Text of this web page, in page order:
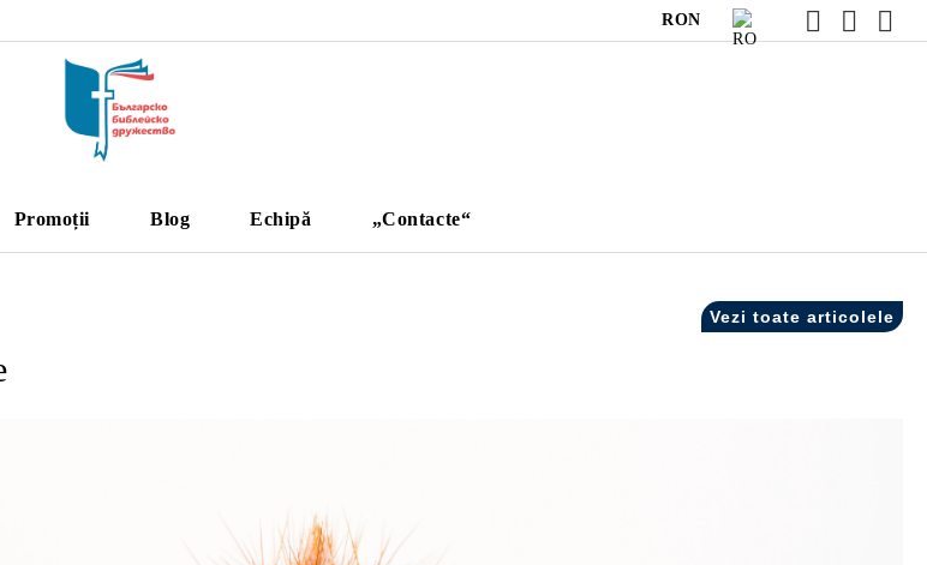
RON
Promoții Blog Echipă „Contacte“
Vezi toate articolele